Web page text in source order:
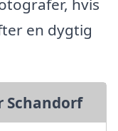
en dygtig
Schandorf